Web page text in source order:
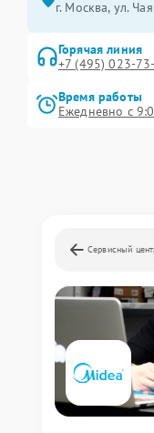
г. Москва, ул.
Горячая линия
+7 (495) 023-
Время работы
Ежедневно с
Сервисный